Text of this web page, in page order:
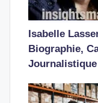
Isabelle
Biographie,
Journalistique